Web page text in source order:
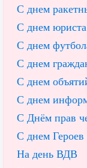
С днем
С днем юриста
С днем
С днем
С днем
С днем
С Днём прав
С днем Героев
На день ВДВ